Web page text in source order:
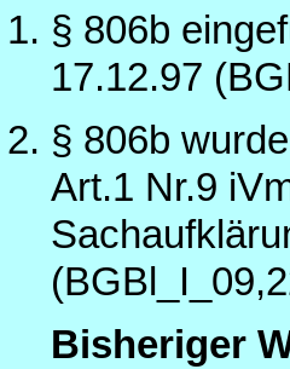
§ 806b
17.12.97
§ 806b
Art.1 Nr.9
Bisheriger